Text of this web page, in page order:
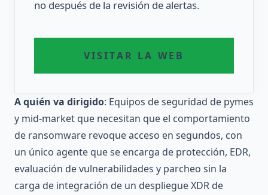
no después de la revisión de alertas.
VISITAR LA WEB
A quién va dirigido: Equipos de seguridad de pymes
y mid-market que necesitan que el comportamiento
de ransomware revoque acceso en segundos, con
un único agente que se encarga de protección, EDR,
evaluación de vulnerabilidades y parcheo sin la
carga de integración de un despliegue XDR de